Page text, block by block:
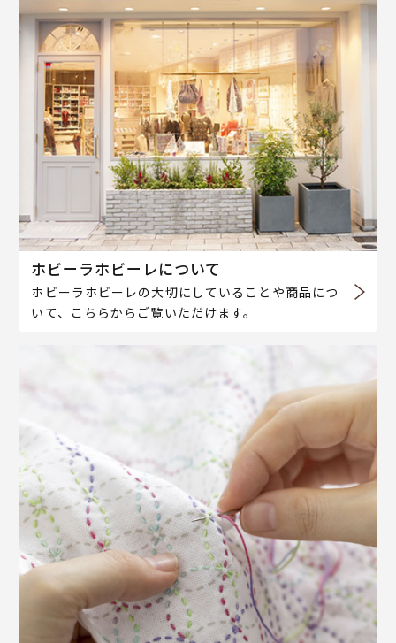
ホビーラホビーレについて
ホビーラホビーレの大切にしていることや商品につ
いて、こちらからご覧いただけます。